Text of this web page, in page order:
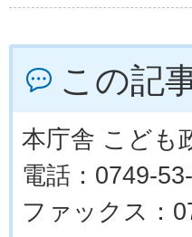
この記
本庁舎 こども
電話：0749-
ファックス：